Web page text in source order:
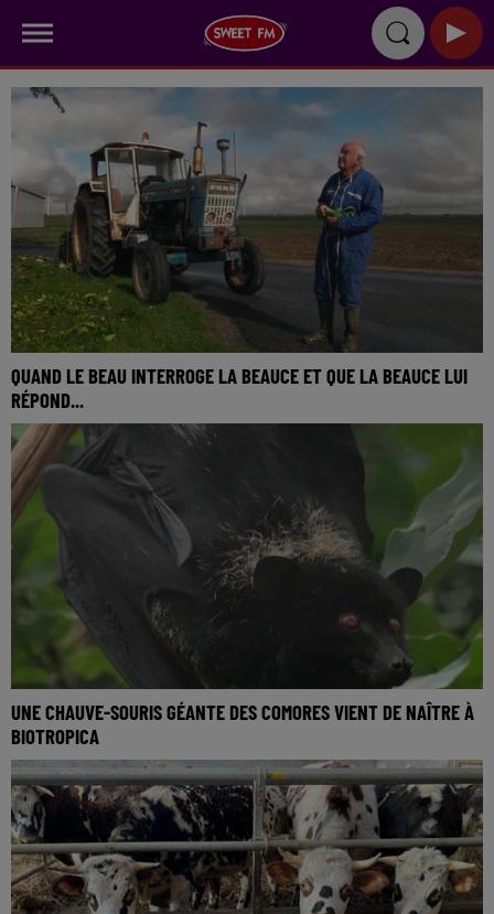
QUAND LE BEAU INTERROGE LA BEAUCE ET QUE LA BEAUCE LUI
RÉPOND...
UNE CHAUVE-SOURIS GÉANTE DES COMORES VIENT DE NAÎTRE À
BIOTROPICA